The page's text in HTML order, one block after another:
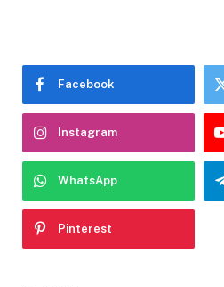
Facebook
Instagram
WhatsApp
Pinterest